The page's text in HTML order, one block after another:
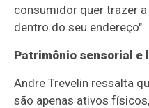
consumidor quer trazer
dentro do seu endereço".
Patrimônio sensorial e
Andre Trevelin ressalta
são apenas ativos